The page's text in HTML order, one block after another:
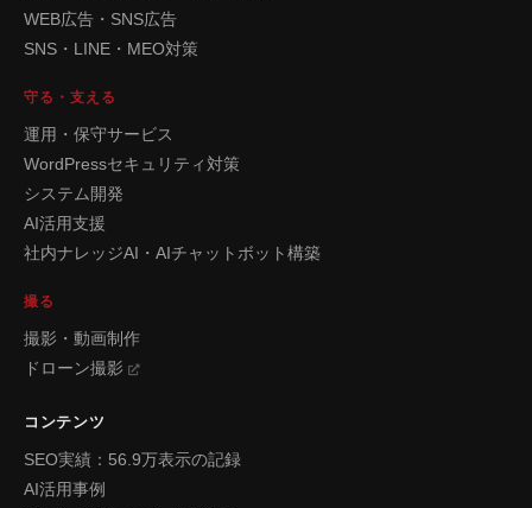
WEB広告・SNS広告
SNS・LINE・MEO対策
守る・支える
運用・保守サービス
WordPressセキュリティ対策
システム開発
AI活用支援
社内ナレッジAI・AIチャットボット構築
撮る
撮影・動画制作
ドローン撮影
コンテンツ
SEO実績：56.9万表示の記録
AI活用事例